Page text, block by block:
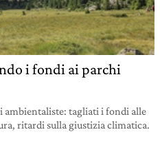
i fondi ai parchi
ambientaliste: tagliati i fondi alle
ritardi sulla giustizia climatica.